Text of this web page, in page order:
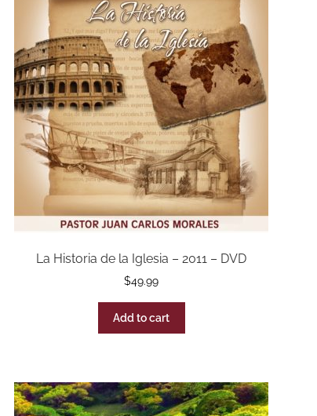
La Historia de la Iglesia – 2011 – DVD
$49.99
Add to cart